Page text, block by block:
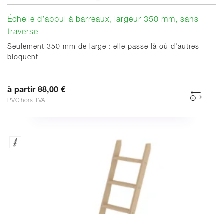
Échelle d’appui à barreaux, largeur 350 mm, sans
traverse
Seulement 350 mm de large : elle passe là où d'autres
bloquent
à partir 88,00 €
PVC hors TVA